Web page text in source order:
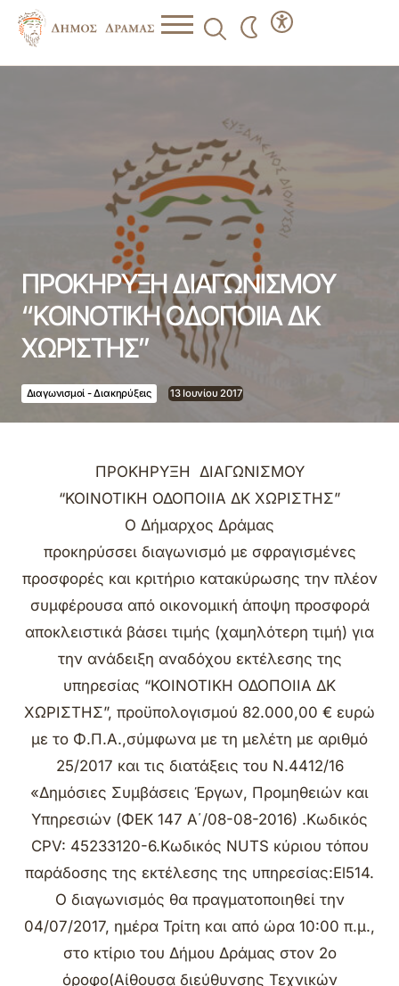
ΠΡΟΚΗΡΥΞΗ ΔΙΑΓΩΝΙΣΜΟΥ
“ΚΟΙΝΟΤΙΚΗ ΟΔΟΠΟΙΙΑ ΔΚ
ΧΩΡΙΣΤΗΣ”
Διαγωνισμοί - Διακηρύξεις 13 Ιουνίου 2017
ΠΡΟΚΗΡΥΞΗ ΔΙΑΓΩΝΙΣΜΟΥ
“ΚΟΙΝΟΤΙΚΗ ΟΔΟΠΟΙΙΑ ΔΚ ΧΩΡΙΣΤΗΣ”
Ο Δήμαρχος Δράμας
προκηρύσσει διαγωνισμό με σφραγισμένες
προσφορές και κριτήριο κατακύρωσης την πλέον
συμφέρουσα από οικονομική άποψη προσφορά
αποκλειστικά βάσει τιμής (χαμηλότερη τιμή) για
την ανάδειξη αναδόχου εκτέλεσης της
υπηρεσίας “ΚΟΙΝΟΤΙΚΗ ΟΔΟΠΟΙΙΑ ΔΚ
ΧΩΡΙΣΤΗΣ”, προϋπολογισμού 82.000,00 € ευρώ
με το Φ.Π.Α.,σύμφωνα με τη μελέτη με αριθμό
25/2017 και τις διατάξεις του Ν.4412/16
«Δημόσιες Συμβάσεις Έργων, Προμηθειών και
Υπηρεσιών (ΦΕΚ 147 Α΄/08-08-2016) .Κωδικός
CPV: 45233120-6.Κωδικός NUTS κύριου τόπου
παράδοσης της εκτέλεσης της υπηρεσίας:El514.
Ο διαγωνισμός θα πραγματοποιηθεί την
04/07/2017, ημέρα Τρίτη και από ώρα 10:00 π.μ.,
στο κτίριο του Δήμου Δράμας στον 2ο
όροφο(Αίθουσα διεύθυνσης Τεχνικών